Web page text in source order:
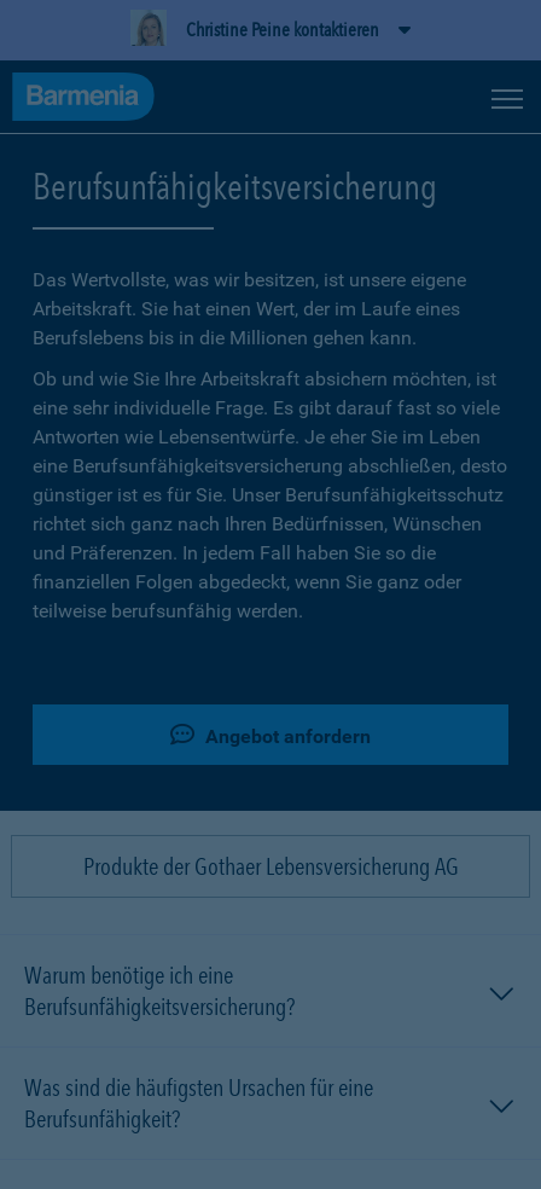
Christine Peine kontaktieren
Berufsunfähigkeitsversicherung
Das Wertvollste, was wir besitzen, ist unsere eigene
Arbeitskraft. Sie hat einen Wert, der im Laufe eines
Berufslebens bis in die Millionen gehen kann.
Ob und wie Sie Ihre Arbeitskraft absichern möchten, ist
eine sehr individuelle Frage. Es gibt darauf fast so viele
Antworten wie Lebensentwürfe. Je eher Sie im Leben
eine Berufsunfähigkeitsversicherung abschließen, desto
günstiger ist es für Sie. Unser Berufsunfähigkeitsschutz
richtet sich ganz nach Ihren Bedürfnissen, Wünschen
und Präferenzen. In jedem Fall haben Sie so die
finanziellen Folgen abgedeckt, wenn Sie ganz oder
teilweise berufsunfähig werden.
Angebot anfordern
Produkte der Gothaer Lebensversicherung AG
Warum benötige ich eine
Berufsunfähigkeitsversicherung?
Was sind die häufigsten Ursachen für eine
Berufsunfähigkeit?